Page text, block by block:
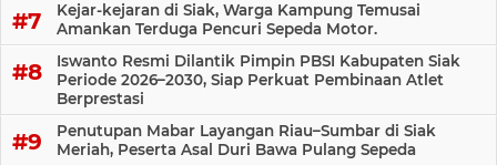
Kejar-kejaran di Siak, Warga Kampung Temusai
Amankan Terduga Pencuri Sepeda Motor.
Iswanto Resmi Dilantik Pimpin PBSI Kabupaten Siak
Periode 2026–2030, Siap Perkuat Pembinaan Atlet
Berprestasi
Penutupan Mabar Layangan Riau–Sumbar di Siak
Meriah, Peserta Asal Duri Bawa Pulang Sepeda